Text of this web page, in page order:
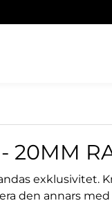
20MM
exklusivitet.
den annars